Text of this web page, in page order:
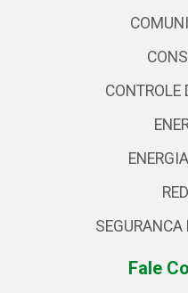
CONTROLE
SEGURANCA
Fale